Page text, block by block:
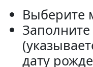
Выберите
дату